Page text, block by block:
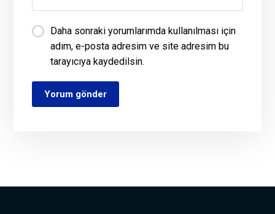
Daha sonraki yorumlarımda kullanılması için
adım, e-posta adresim ve site adresim bu
tarayıcıya kaydedilsin.
Yorum gönder